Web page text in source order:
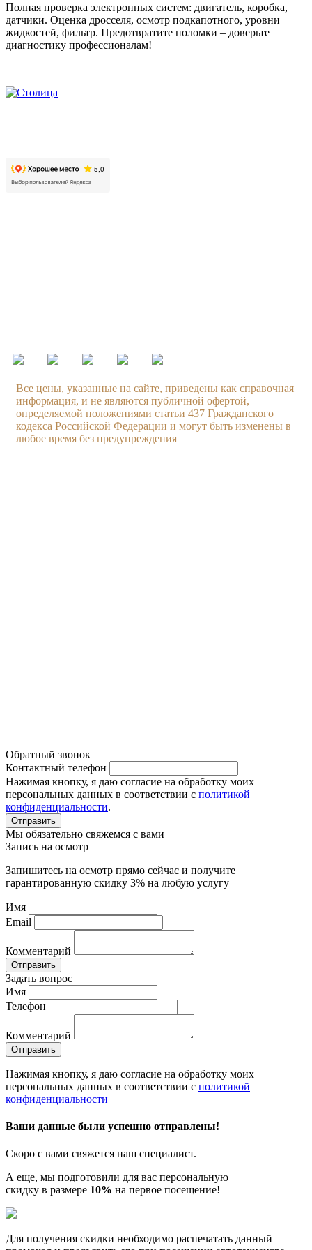
Полная проверка электронных систем: двигатель, коробка,
датчики. Оценка дросселя, осмотр подкапотного, уровни
жидкостей, фильтр. Предотвратите поломки – доверьте
диагностику профессионалам!
Все цены, указанные на сайте, приведены как справочная
информация, и не являются публичной офертой,
определяемой положениями статьи 437 Гражданского
кодекса Российской Федерации и могут быть изменены в
любое время без предупреждения
Обратный звонок
Контактный телефон
Нажимая кнопку, я даю согласие на обработку моих
персональных данных в соответствии с политикой
конфиденциальности.
Отправить
Мы обязательно свяжемся с вами
Запись на осмотр
Запишитесь на осмотр прямо сейчас и получите
гарантированную скидку 3% на любую услугу
Имя
Email
Комментарий
Отправить
Задать вопрос
Имя
Телефон
Комментарий
Отправить
Нажимая кнопку, я даю согласие на обработку моих
персональных данных в соответствии с политикой
конфиденциальности
Ваши данные были успешно отправлены!
Скоро с вами свяжется наш специалист.
А еще, мы подготовили для вас персональную
скидку в размере 10% на первое посещение!
Для получения скидки необходимо распечатать данный